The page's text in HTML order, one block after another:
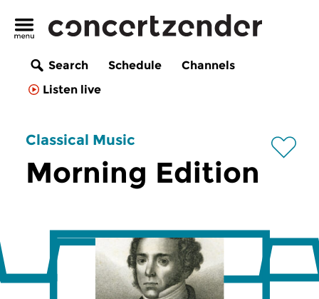
Search Schedule
Channels
Listen live
Classical Music
Morning Edition